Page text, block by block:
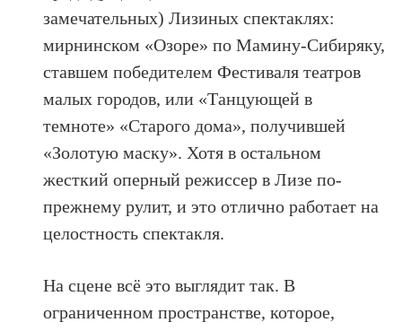
замечательных) Лизиных спектаклях:
мирнинском «Озоре» по Мамину-Сибиряку,
ставшем победителем Фестиваля театров
малых городов, или «Танцующей в
темноте» «Старого дома», получившей
«Золотую маску». Хотя в остальном
жесткий оперный режиссер в Лизе по-
прежнему рулит, и это отлично работает на
целостность спектакля.
На сцене всё это выглядит так. В
ограниченном пространстве, которое,